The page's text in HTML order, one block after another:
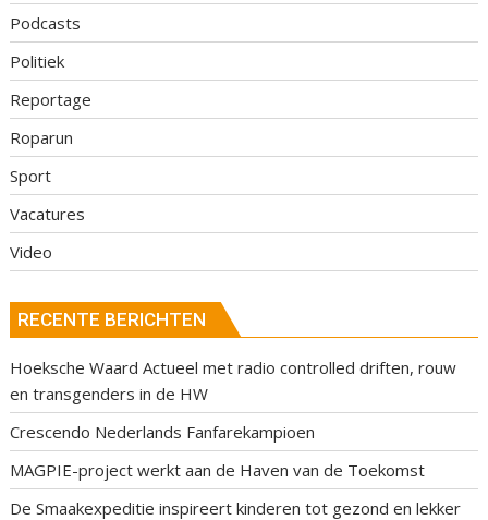
Podcasts
Politiek
Reportage
Roparun
Sport
Vacatures
Video
RECENTE BERICHTEN
Hoeksche Waard Actueel met radio controlled driften, rouw
en transgenders in de HW
Crescendo Nederlands Fanfarekampioen
MAGPIE-project werkt aan de Haven van de Toekomst
De Smaakexpeditie inspireert kinderen tot gezond en lekker